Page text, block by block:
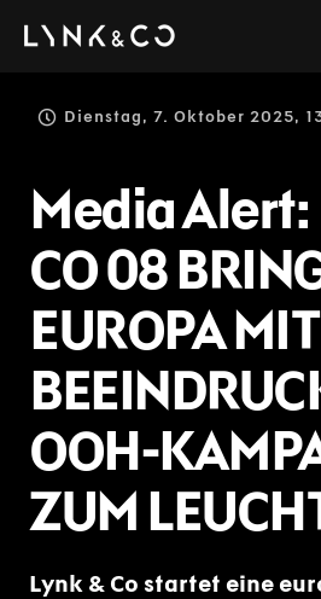
Dienstag, 7. Oktober 2025,
Media Alert:
CO 08
EUROPA
OOH-
ZUM
Lynk & Co startet eine